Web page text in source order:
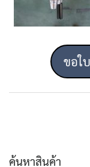
ขอใ
ค้นหาสินค้า